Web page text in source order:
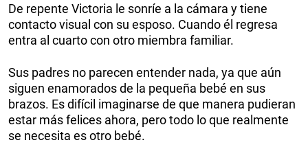
De repente Victoria le sonríe a la cámara y tiene
contacto visual con su esposo. Cuando él regresa
entra al cuarto con otro miembra familiar.
Sus padres no parecen entender nada, ya que aún
siguen enamorados de la pequeña bebé en sus
brazos. Es difícil imaginarse de que manera pudieran
estar más felices ahora, pero todo lo que realmente
se necesita es otro bebé.